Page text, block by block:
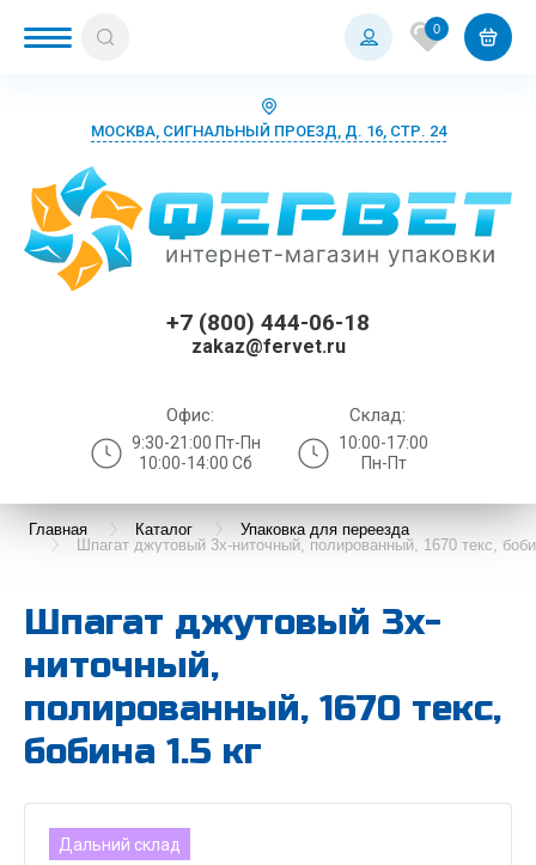
0
МОСКВА, СИГНАЛЬНЫЙ ПРОЕЗД, Д. 16, СТР. 24
+7 (800) 444-06-18
zakaz@fervet.ru
Офис:
9:30-21:00 Пт-Пн
10:00-14:00 Сб
Склад:
10:00-17:00
Пн-Пт
Главная Каталог
Упаковка для переезда
Шпагат джутовый 3х-ниточный, полированный, 1670 текс,
Шпагат джутовый 3х-
ниточный,
полированный, 1670 текс,
бобина 1.5 кг
Дальний склад